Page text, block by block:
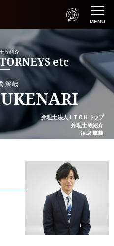
MENU
篤哉
等紹介
etc
弁理士法人ＩＴＯＨ
トップ
弁理士等紹介
祐成 篤哉